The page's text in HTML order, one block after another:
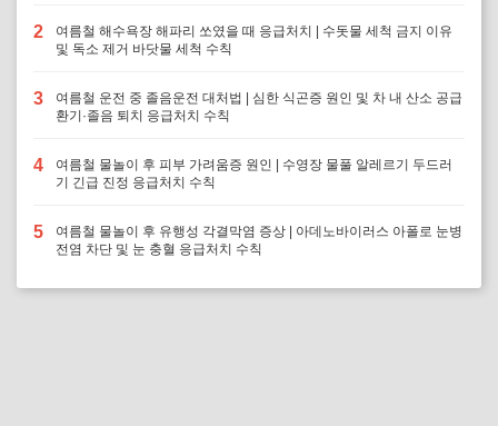
2
여름철 해수욕장 해파리 쏘였을 때 응급처치 | 수돗물 세척 금지 이유
및 독소 제거 바닷물 세척 수칙
3
여름철 운전 중 졸음운전 대처법 | 심한 식곤증 원인 및 차 내 산소 공급
환기·졸음 퇴치 응급처치 수칙
4
여름철 물놀이 후 피부 가려움증 원인 | 수영장 물풀 알레르기 두드러
기 긴급 진정 응급처치 수칙
5
여름철 물놀이 후 유행성 각결막염 증상 | 아데노바이러스 아폴로 눈병
전염 차단 및 눈 충혈 응급처치 수칙